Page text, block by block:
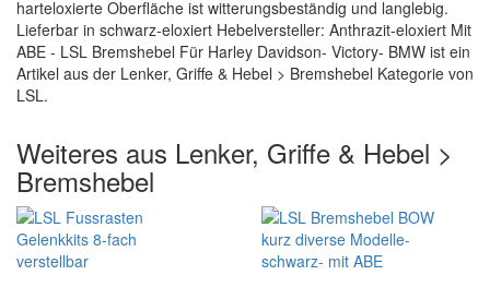
harteloxierte Oberfläche ist witterungsbeständig und langlebig.
Lieferbar in schwarz-eloxiert Hebelversteller: Anthrazit-eloxiert Mit
ABE - LSL Bremshebel Für Harley Davidson- Victory- BMW ist ein
Artikel aus der Lenker, Griffe & Hebel > Bremshebel Kategorie von
LSL.
Weiteres aus Lenker, Griffe & Hebel >
Bremshebel